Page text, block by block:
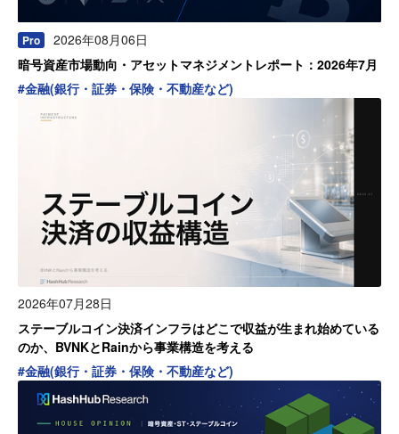
Pro
2026年08月06日
暗号資産市場動向・アセットマネジメントレポート：2026年7月
#金融(銀行・証券・保険・不動産など)
2026年07月28日
ステーブルコイン決済インフラはどこで収益が生まれ始めている
のか、BVNKとRainから事業構造を考える
#金融(銀行・証券・保険・不動産など)